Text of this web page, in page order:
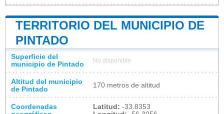
TERRITORIO DEL MUNICIPIO DE
PINTADO
Superficie del
municipio de Pintado
No disponible
Altitud del municipio
de Pintado
170 metros de altitud
Coordenadas
Latitud: -33.8353